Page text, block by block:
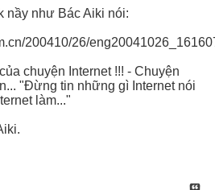
nầy như Bác Aiki nói:
200410/26/
chuyện Internet !!! - Chuyện
"Đừng tin những gì Internet nói
làm..."